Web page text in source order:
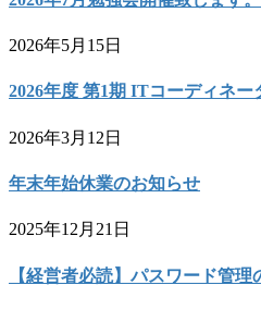
2026年5月15日
2026年度 第1期 ITコーディネ
2026年3月12日
年末年始休業のお知らせ
2025年12月21日
【経営者必読】パスワード管